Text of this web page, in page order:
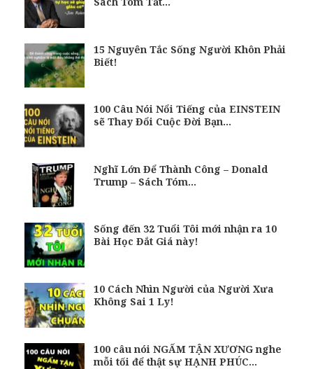
15 Nguyên Tắc Sống Người Khôn Phải
Biết!
100 Câu Nói Nổi Tiếng của EINSTEIN
sẽ Thay Đổi Cuộc Đời Bạn…
Nghĩ Lớn Để Thành Công – Donald
Trump – Sách Tóm…
Sống đến 32 Tuổi Tôi mới nhận ra 10
Bài Học Đắt Giá này!
10 Cách Nhìn Người của Người Xưa
Không Sai 1 Ly!
100 câu nói NGẤM TẬN XƯƠNG nghe
mỗi tối để thật sự HẠNH PHÚC…